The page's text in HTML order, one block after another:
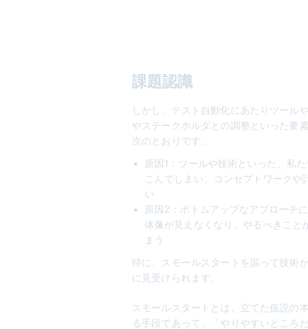
課題認識
しかし、テスト自動化にあたりツール
やステークホルダとの調整といった要
次のとおりです。
原因1：ツールや技術といった、私
こんでしまい、コンセプトワーク
い
原因2：ボトムアップなアプローチ
体像が見えなくなり、やるべきこと
まう
特に、スモールスタートを謳って技術
に見受けられます。
スモールスタートとは、立てた仮説の
る手段であって、「やりやすいところ